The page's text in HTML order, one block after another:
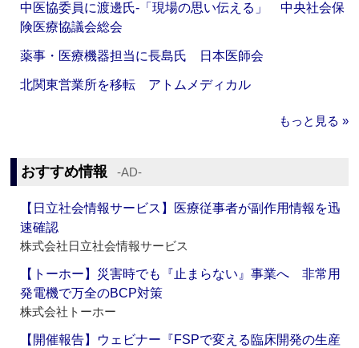
中医協委員に渡邊氏‐「現場の思い伝える」 中央社会保
険医療協議会総会
薬事・医療機器担当に長島氏 日本医師会
北関東営業所を移転 アトムメディカル
もっと見る »
おすすめ情報 ‐AD‐
【日立社会情報サービス】医療従事者が副作用情報を迅
速確認
株式会社日立社会情報サービス
【トーホー】災害時でも『止まらない』事業へ 非常用
発電機で万全のBCP対策
株式会社トーホー
【開催報告】ウェビナー『FSPで変える臨床開発の生産